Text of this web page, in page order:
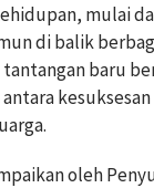
mulai
di balik
baru
oleh